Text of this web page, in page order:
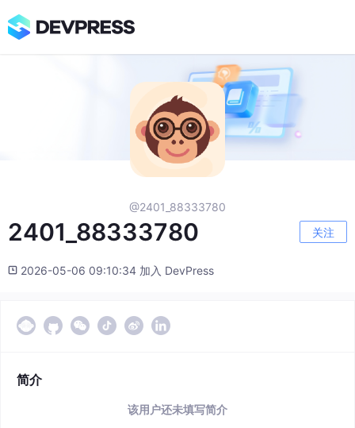
@2401_88333780
2401_88333780 关注
2026-05-06 09:10:34 加入 DevPress
简介
该用户还未填写简介